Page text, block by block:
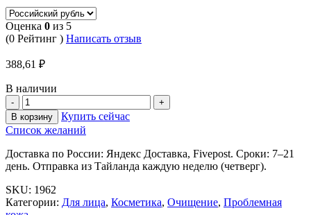
Оценка 0 из 5
(0 Рейтинг ) Написать отзыв
388,61 ₽
В наличии
В корзину
Купить сейчас
Список желаний
Доставка по России: Яндекс Доставка, Fivepost. Сроки: 7–21
день. Отправка из Тайланда каждую неделю (четверг).
SKU: 1962
Категории: Для лица, Косметика, Очищение, Проблемная